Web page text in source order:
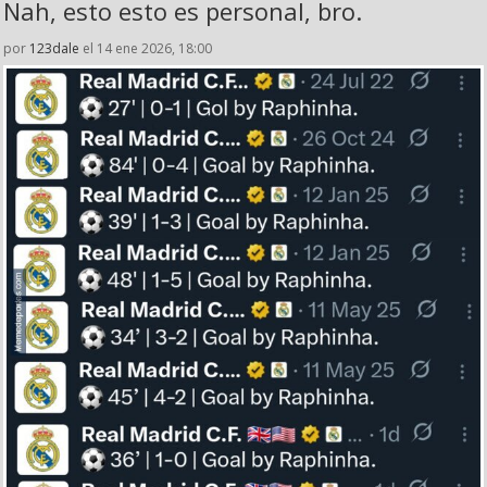
Nah, esto esto es personal, bro.
por 123dale el 14 ene 2026, 18:00